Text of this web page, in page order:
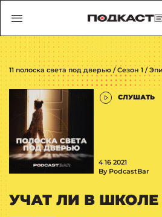
11 полоска света под дверью / Сезон 1 /
СЛУШАТЬ
4 16 2021
By PodcastBar
УЧАТ ЛИ В